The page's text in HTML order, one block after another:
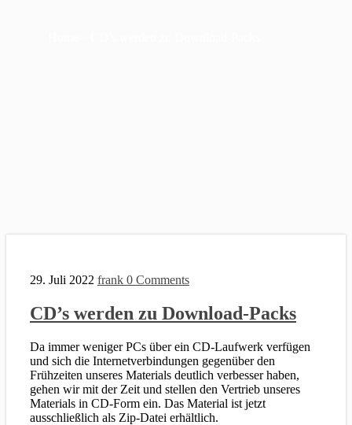
29. Juli 2022 frank 0 Comments
CD’s werden zu Download-Packs
Da immer weniger PCs über ein CD-Laufwerk verfügen
und sich die Internetverbindungen gegenüber den
Frühzeiten unseres Materials deutlich verbesser haben,
gehen wir mit der Zeit und stellen den Vertrieb unseres
Materials in CD-Form ein. Das Material ist jetzt
ausschließlich als Zip-Datei erhältlich.